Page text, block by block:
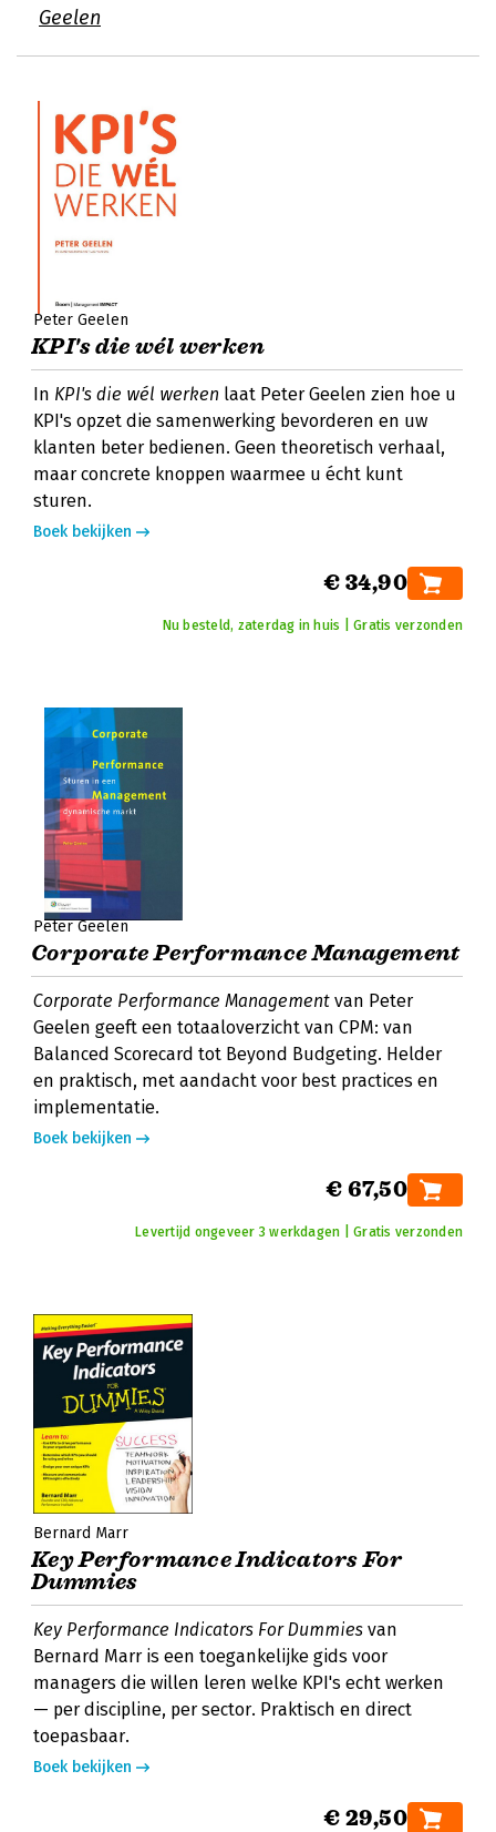
Geelen
Peter Geelen
KPI's die wél werken
In KPI's die wél werken laat Peter Geelen zien hoe u
KPI's opzet die samenwerking bevorderen en uw
klanten beter bedienen. Geen theoretisch verhaal,
maar concrete knoppen waarmee u écht kunt
sturen.
Boek bekijken
€ 34,90
Nu besteld, zaterdag in huis | Gratis verzonden
Peter Geelen
Corporate Performance Management
Corporate Performance Management van Peter
Geelen geeft een totaaloverzicht van CPM: van
Balanced Scorecard tot Beyond Budgeting. Helder
en praktisch, met aandacht voor best practices en
implementatie.
Boek bekijken
€ 67,50
Levertijd ongeveer 3 werkdagen | Gratis verzonden
Bernard Marr
Key Performance Indicators For
Dummies
Key Performance Indicators For Dummies van
Bernard Marr is een toegankelijke gids voor
managers die willen leren welke KPI's echt werken
— per discipline, per sector. Praktisch en direct
toepasbaar.
Boek bekijken
€ 29,50